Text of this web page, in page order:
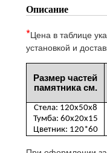
Описание
*Цена в таблице
установкой и
Размер частей
памятника см.
Стела: 120х50х8
Тумба: 60х20х15
Цветник: 120*60